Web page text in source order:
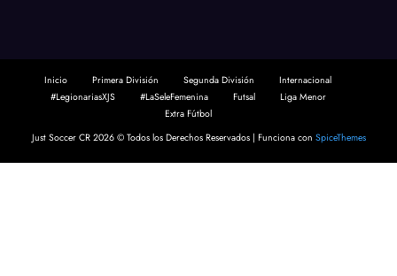
Just Soccer CR 2026 © Todos los Derechos Reservados | Funciona conSpiceThemes